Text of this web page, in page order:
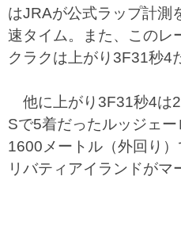
はJRAが公式ラップ計測
速タイム。また、このレ
クラクは上がり3F31秒4
他に上がり3F31秒4は
Sで5着だったルッジェ
1600メートル（外回り
リバティアイランドがマ